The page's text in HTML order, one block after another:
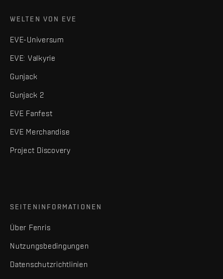
WELTEN VON EVE
EVE-Universum
EVE: Valkyrie
Gunjack
Gunjack 2
EVE Fanfest
EVE Merchandise
Project Discovery
SEITENINFORMATIONEN
Über Fenris
Nutzungsbedingungen
Datenschutzrichtlinien